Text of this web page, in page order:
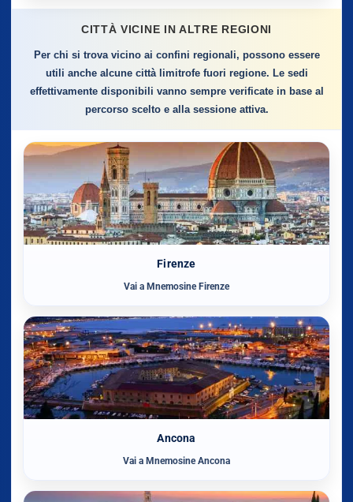
CITTÀ VICINE IN ALTRE REGIONI
Per chi si trova vicino ai confini regionali, possono essere
utili anche alcune città limitrofe fuori regione. Le sedi
effettivamente disponibili vanno sempre verificate in base al
percorso scelto e alla sessione attiva.
Firenze
Vai a Mnemosine Firenze
Ancona
Vai a Mnemosine Ancona